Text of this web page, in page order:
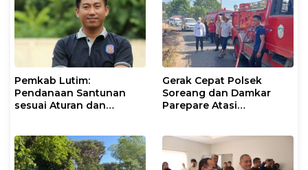
Pemkab Lutim:
Pendanaan Santunan
sesuai Aturan dan
Gerak Cepat Polsek
Soreang dan Damkar
Parepare Atasi